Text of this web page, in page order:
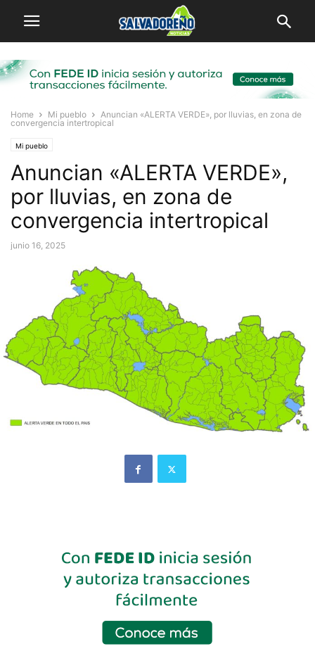
Home Mi pueblo
Anuncian «ALERTA VERDE», por lluvias, en zona de
convergencia intertropical
Mi pueblo
Anuncian «ALERTA VERDE»,
por lluvias, en zona de
convergencia intertropical
junio 16, 2025